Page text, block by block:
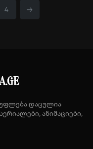
4 →
დაცულია
ანიმაციები,